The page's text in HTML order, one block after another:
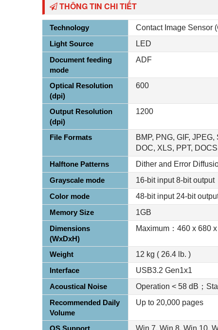
THÔNG TIN CHI TIẾT
Technology
Contact Image Sensor
Light Source
LED
Document feeding
mode
ADF
Optical Resolution
(dpi)
600
Output Resolution
(dpi)
1200
File Formats
BMP, PNG, GIF,
DOC, XLS, PPT,
Halftone Patterns
Dither and Error
Grayscale mode
16-bit input 8-bit output
Color mode
48-bit input 24-bit
Memory Size
1GB
Dimensions
(WxDxH)
Maximum：460 x 680
Weight
12 kg ( 26.4 lb. )
Interface
USB3.2 Gen1x1
Acoustical Noise
Operation < 58 dB；
Recommended Daily
Volume
Up to 20,000 pages